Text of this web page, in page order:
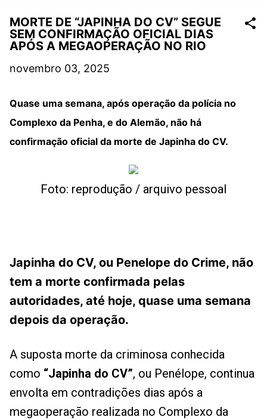
MORTE DE “JAPINHA DO CV” SEGUE
SEM CONFIRMAÇÃO OFICIAL DIAS
APÓS A MEGAOPERAÇÃO NO RIO
novembro 03, 2025
Quase uma semana, após operação da polícia no
Complexo da Penha, e do Alemão, não há
confirmação oficial da morte de Japinha do CV.
Foto: reprodução / arquivo pessoal
Japinha do CV, ou Penelope do Crime, não
tem a morte confirmada pelas
autoridades, até hoje, quase uma semana
depois da operação.
A suposta morte da criminosa conhecida
como “Japinha do CV”, ou Penélope, continua
envolta em contradições dias após a
megaoperação realizada no Complexo da